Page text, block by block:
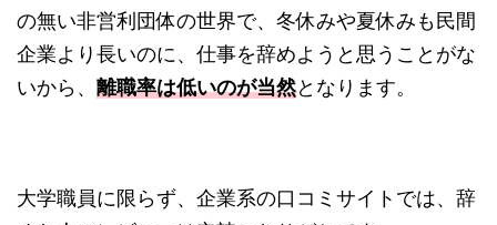
の無い非営利団体の世界で、冬休みや夏休みも民間
企業より長いのに、仕事を辞めようと思うことがな
いから、 離職率は低いのが当然となります。
大学職員に限らず、企業系の口コミサイトでは、辞